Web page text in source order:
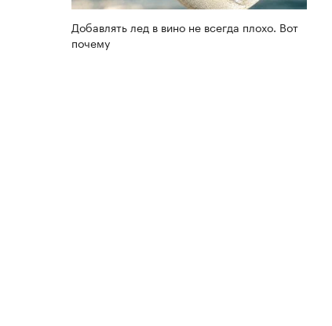
Добавлять лед в вино не всегда плохо. Вот
почему